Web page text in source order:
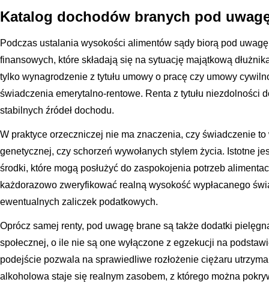
Katalog dochodów branych pod
Podczas ustalania wysokości alimentów sądy biorą pod
finansowych, które składają się na sytuację majątkową
tylko wynagrodzenie z tytułu umowy o pracę czy umowy
świadczenia emerytalno-rentowe. Renta z tytułu niezdolności
stabilnych źródeł dochodu.
W praktyce orzeczniczej nie ma znaczenia, czy świadczenie
genetycznej, czy schorzeń wywołanych stylem życia. Istotne
środki, które mogą posłużyć do zaspokojenia potrzeb
każdorazowo zweryfikować realną wysokość wypłacanego
ewentualnych zaliczek podatkowych.
Oprócz samej renty, pod uwagę brane są także dodatki
społecznej, o ile nie są one wyłączone z egzekucji na
podejście pozwala na sprawiedliwe rozłożenie ciężaru
alkoholowa staje się realnym zasobem, z którego można